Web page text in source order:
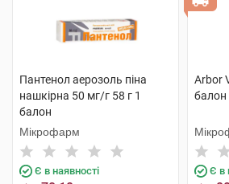
Пантенол аерозоль піна
нашкірна 50 мг/г 58 г 1
балон
Мікрофарм
Є в наявності
Arbor
балон
Є в